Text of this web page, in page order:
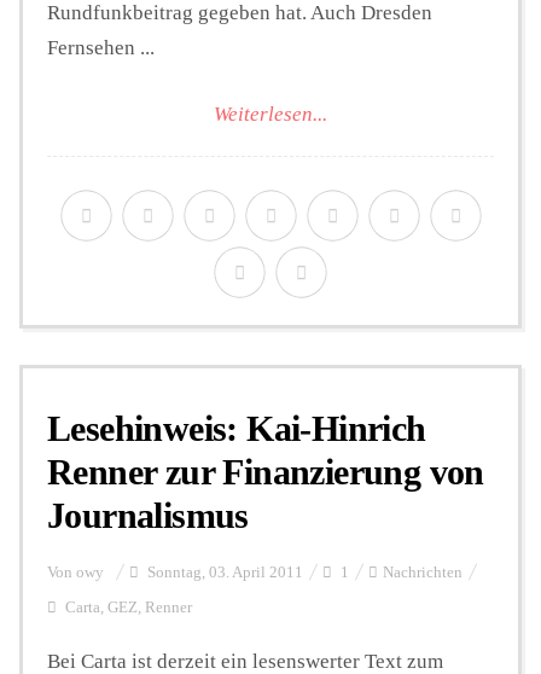
Rundfunkbeitrag gegeben hat. Auch Dresden
Fernsehen ...
Weiterlesen...
Lesehinweis: Kai-Hinrich
Renner zur Finanzierung von
Journalismus
Von owy Sonntag, 03. April 2011 1 Nachrichten
Carta, GEZ, Renner
Bei Carta ist derzeit ein lesenswerter Text zum